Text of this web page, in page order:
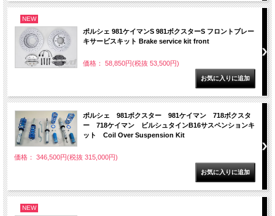
NEW
ポルシェ 981ケイマンS 981ボクスターS フロントブレー
キサービスキット Brake service kit front
価格： 58,850円(税抜 53,500円)
ポルシェ 981ボクスター 981ケイマン 718ボクスタ
ー 718ケイマン ビルシュタインB16サスペンションキ
ット Coil Over Suspension Kit
価格： 346,500円(税抜 315,000円)
NEW